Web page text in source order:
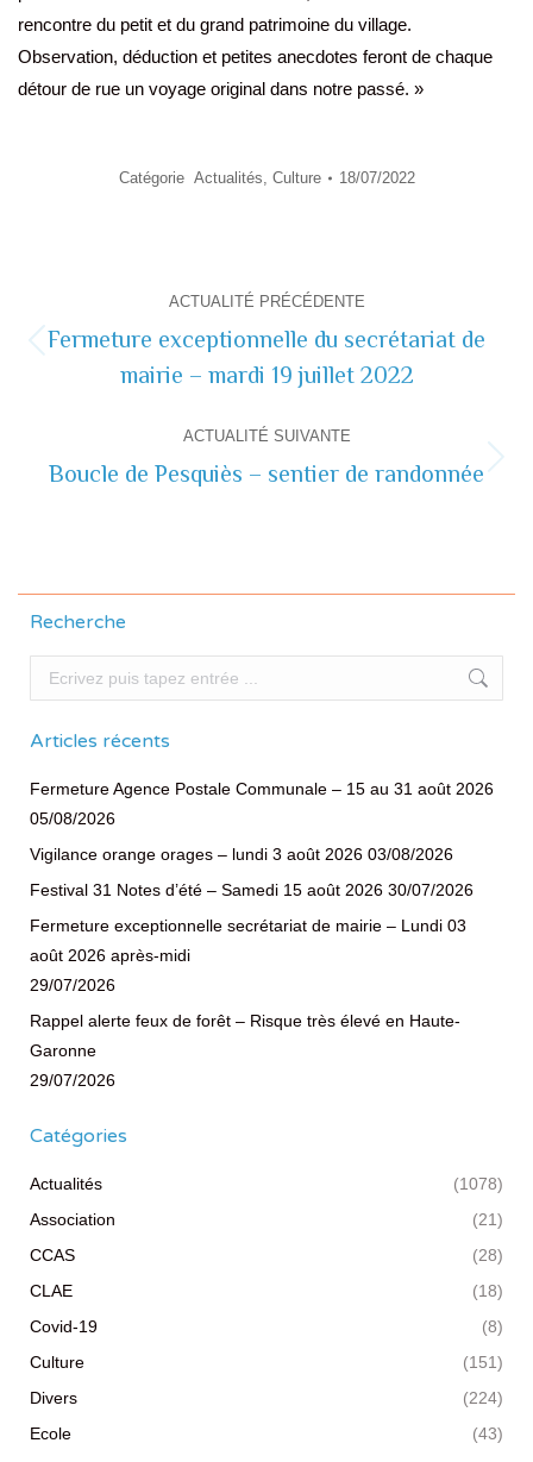
rencontre du petit et du grand patrimoine du village.
Observation, déduction et petites anecdotes feront de chaque
détour de rue un voyage original dans notre passé. »
Catégorie Actualités, Culture 18/07/2022
de
commentaire
ACTUALITÉ PRÉCÉDENTE
précédente
Fermeture exceptionnelle du secrétariat de
mairie – mardi 19 juillet 2022
ACTUALITÉ SUIVANTE
Actualité
Boucle de Pesquiès – sentier de randonnée
Recherche
Recherche
Articles récents
Fermeture Agence Postale Communale – 15 au 31 août 2026
05/08/2026
Vigilance orange orages – lundi 3 août 2026 03/08/2026
Festival 31 Notes d’été – Samedi 15 août 2026 30/07/2026
Fermeture exceptionnelle secrétariat de mairie – Lundi 03
août 2026 après-midi
29/07/2026
Rappel alerte feux de forêt – Risque très élevé en Haute-
Garonne
29/07/2026
Catégories
Actualités
(1078)
Association
(21)
CCAS
(28)
CLAE
(18)
Covid-19
(8)
Culture
(151)
Divers
(224)
Ecole
(43)